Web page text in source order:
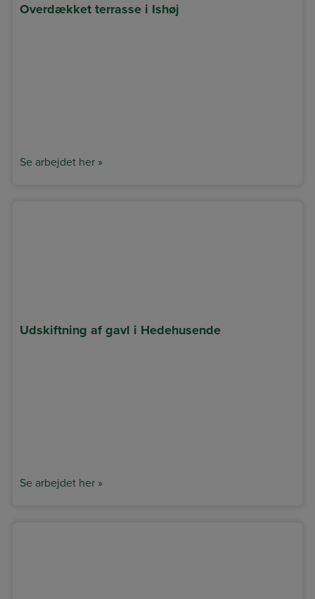
Overdækket terrasse i Ishøj
Se arbejdet her »
Udskiftning af gavl i Hedehusende
Se arbejdet her »